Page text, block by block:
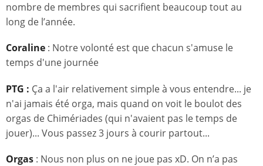
nombre de membres qui sacrifient beaucoup tout au
long de l’année.
Coraline : Notre volonté est que chacun s'amuse le
temps d'une journée
PTG : Ça a l'air relativement simple à vous entendre... je
n'ai jamais été orga, mais quand on voit le boulot des
orgas de Chimériades (qui n'avaient pas le temps de
jouer)... Vous passez 3 jours à courir partout...
Orgas : Nous non plus on ne joue pas xD. On n’a pas